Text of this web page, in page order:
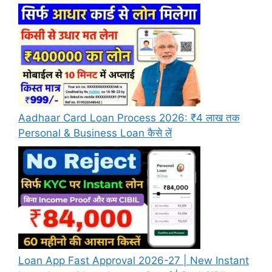
Aadhaar Card Loan Process 2026: ₹4 लाख तक
Personal & Business Loan कैसे लें
Loan App Fast Approval 2026-27 | New Instant